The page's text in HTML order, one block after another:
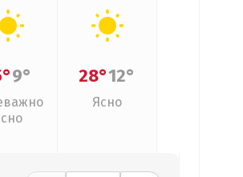
9° 28°12°
Ясно